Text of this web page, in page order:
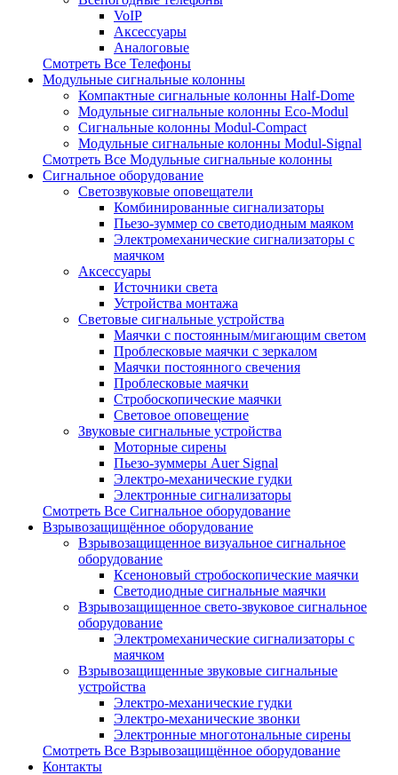
VoIP
Аксессуары
Аналоговые
Смотреть Все Телефоны
Модульные сигнальные колонны
Компактные сигнальные колонны Half-Dome
Модульные сигнальные колонны Eco-Modul
Сигнальные колонны Modul-Compact
Модульные сигнальные колонны Modul-Signal
Смотреть Все Модульные сигнальные колонны
Сигнальное оборудование
Светозвуковые оповещатели
Комбинированные сигнализаторы
Пьезо-зуммер со светодиодным маяком
Электромеханические сигнализаторы с
маячком
Аксессуары
Источники света
Устройства монтажа
Световые сигнальные устройства
Маячки с постоянным/мигающим светом
Проблесковые маячки с зеркалом
Маячки постоянного свечения
Проблесковые маячки
Стробоскопические маячки
Световое оповещение
Звуковые сигнальные устройства
Моторные сирены
Пьезо-зуммеры Auer Signal
Электро-механические гудки
Электронные сигнализаторы
Смотреть Все Сигнальное оборудование
Взрывозащищённое оборудование
Взрывозащищенное визуальное сигнальное
оборудование
Ксеноновый стробоскопические маячки
Светодиодные сигнальные маячки
Взрывозащищенное свето-звуковое сигнальное
оборудование
Электромеханические сигнализаторы с
маячком
Взрывозащищенные звуковые сигнальные
устройства
Электро-механические гудки
Электро-механические звонки
Электронные многотональные сирены
Смотреть Все Взрывозащищённое оборудование
Контакты